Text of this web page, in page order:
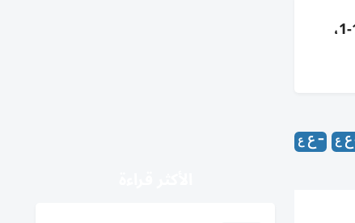
تأهلت هولندا متصدرة للمجموعة السادسة إلى دور الـ32 بعد فوزها على تونس 3-1، وتعادل اليابان والسويد 1-1،